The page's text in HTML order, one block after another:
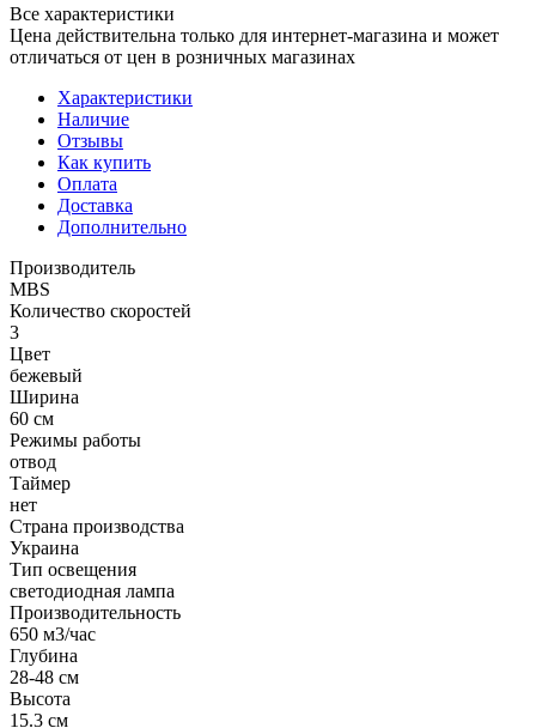
Все характеристики
Цена действительна только для интернет-магазина и может
отличаться от цен в розничных магазинах
Характеристики
Наличие
Отзывы
Как купить
Оплата
Доставка
Дополнительно
Производитель
MBS
Количество скоростей
3
Цвет
бежевый
Ширина
60 см
Режимы работы
отвод
Таймер
нет
Страна производства
Украина
Тип освещения
светодиодная лампа
Производительность
650 м3/час
Глубина
28-48 см
Высота
15.3 см